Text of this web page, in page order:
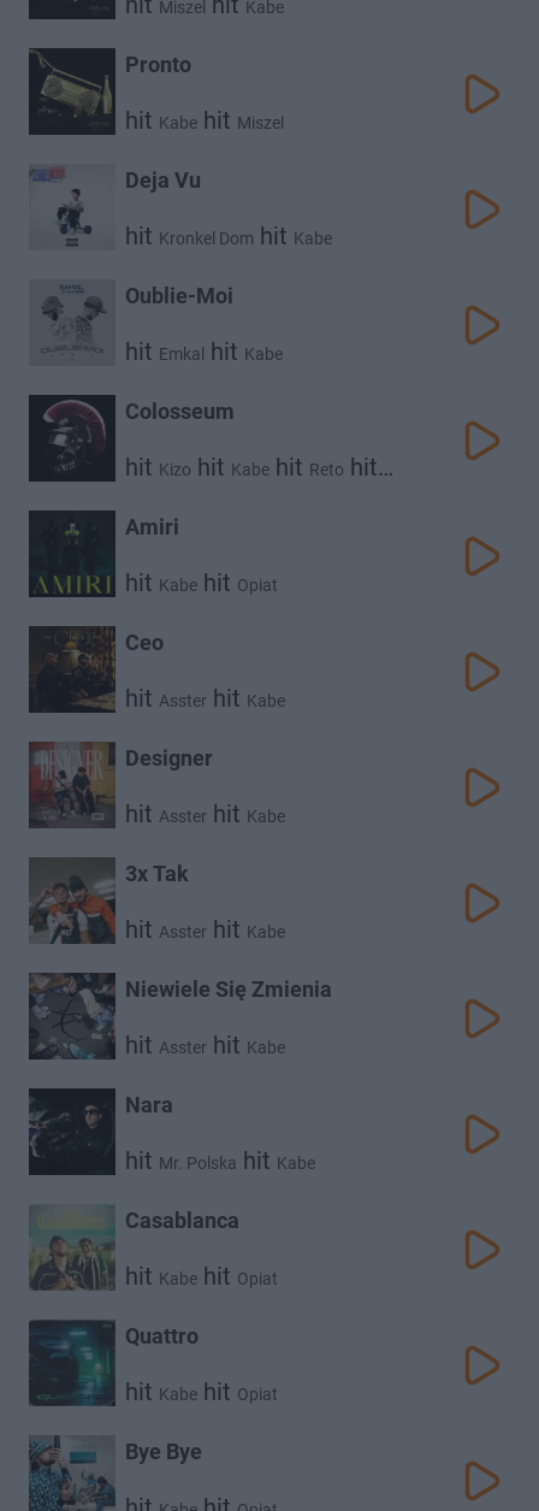
Miszel Kabe
Pronto
hit Kabe hit Miszel
Deja Vu
hit Kronkel Dom hit Kabe
Oublie-Moi
hit Emkal hit Kabe
Colosseum
hit Kizo hit Kabe hit Reto hit
Amiri
hit Kabe hit Opiat
Ceo
hit Asster hit Kabe
Designer
hit Asster hit Kabe
3x Tak
hit Asster hit Kabe
Niewiele Się Zmienia
hit Asster hit Kabe
Nara
hit Mr. Polska hit Kabe
Casablanca
hit Kabe hit Opiat
Quattro
hit Kabe hit Opiat
Bye Bye